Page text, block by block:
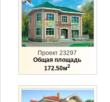
Проект 23297
Общая площадь
172.50м2